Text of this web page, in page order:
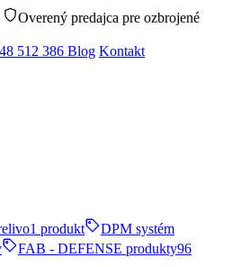
Overený predajca pre ozbrojené
512 386 Blog Kontakt
1 produkt
DPM systém
FAB - DEFENSE produkty96